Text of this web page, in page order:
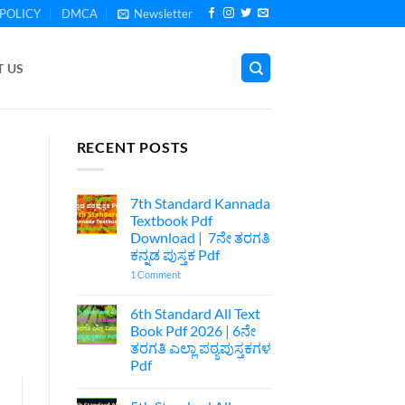
DMCA Newsletter
US
RECENT POSTS
7th Standard Kannada
Textbook Pdf
Download | 7ನೇ ತರಗತಿ
ಕನ್ನಡ ಪುಸ್ತಕ Pdf
1 Commenton
Kannada
Textbook
Pdf
Download
|
ಪುಸ್ತಕ
6th Standard All Text
Book Pdf 2026 | 6ನೇ
ತರಗತಿ ಎಲ್ಲಾ ಪಠ್ಯಪುಸ್ತಕಗಳ
Pdf